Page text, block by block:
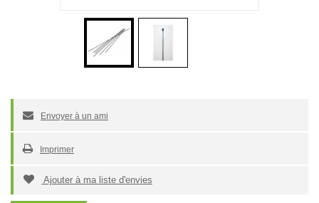
Envoyer à un ami
Imprimer
Ajouter à ma liste d'envies